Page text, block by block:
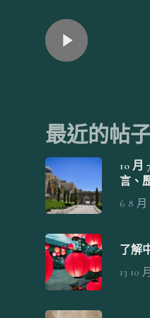
最近的帖
10 月
言、
6 8 月
了解
13 10 月